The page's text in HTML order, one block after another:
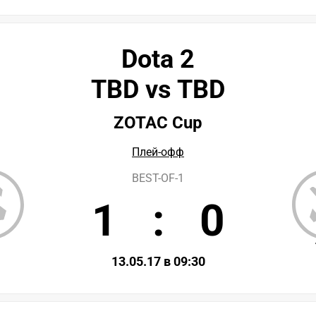
Dota 2
TBD vs TBD
ZOTAC Cup
Плей-офф
BEST-OF-1
1 : 0
13.05.17 в 09:30